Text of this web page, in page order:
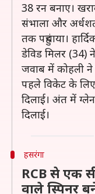
38 रन बनाए।
संभाला और
तक पहुंचाया।
डेविड मिलर (34)
जवाब में कोहली
पहले विकेट के
दिलाई। अंत में
दिलाई।
हसरंगा
RCB से एक
वाले स्पिनर